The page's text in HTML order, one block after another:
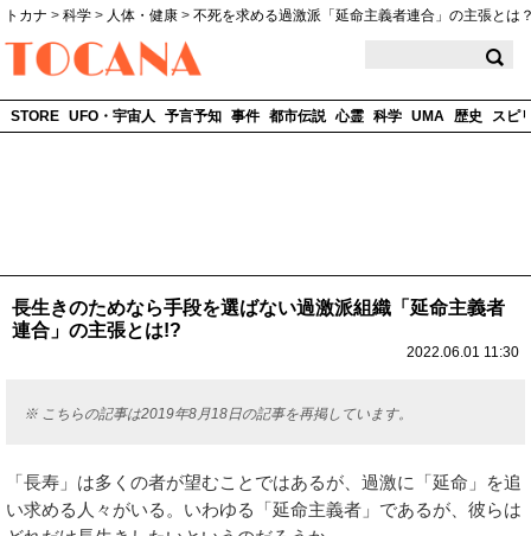
トカナ > 科学 > 人体・健康 > 不死を求める過激派「延命主義者連合」の主張とは
STORE UFO・宇宙人 予言予知 事件 都市伝説 心霊 科学 UMA 歴史 スピ
長生きのためなら手段を選ばない過激派組織「延命主義者
連合」の主張とは!?
2022.06.01 11:30
※ こちらの記事は2019年8月18日の記事を再掲しています。
「長寿」は多くの者が望むことではあるが、過激に「延命」を追
い求める人々がいる。いわゆる「延命主義者」であるが、彼らは